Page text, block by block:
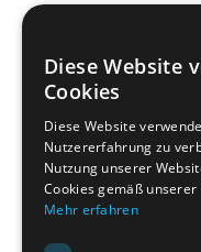
Diese Website
Cookies
Diese Website
Nutzererfahrung zu
Nutzung unserer
Cookies gemäß
Mehr erfahren